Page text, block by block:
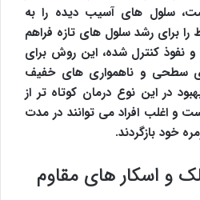
سلول های آسیب دیده را به
برای رشد سلول های تازه فراهم
نفوذ کنترل شده، این روش برای
سطحی و ناهمواری های خفیف
در این نوع درمان کوتاه تر از
و اغلب افراد می توانند در مدت
خود بازگردند.
و اسکار های مقاوم